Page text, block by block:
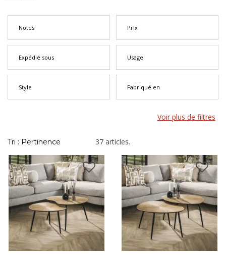
métal noir jusqu'aux plateaux en verre ou en céramique effet
béton. Que vous cherchiez un modèle compact avec rangement
vous trouverez ici la pièce qui donnera à votre intérieur son
caractère factory.
Notes Prix
Expédié sous Usage
Style Fabriqué en
Voir plus de filtres
Tri : Pertinence 37 articles.